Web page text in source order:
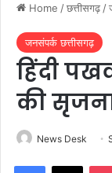
Home /छत्तीसगढ़ /
जनसंपर्क छत्तीसगढ़
हिंदी
की
News Desk